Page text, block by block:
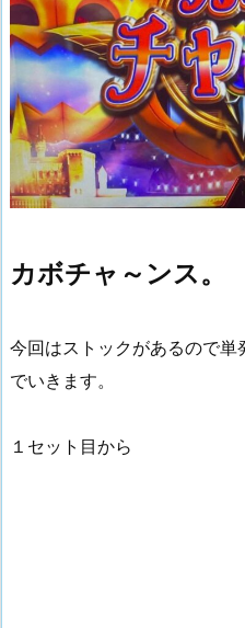
カボチャ～ンス。
今回はストックがあるので
でいきます。
１セット目から